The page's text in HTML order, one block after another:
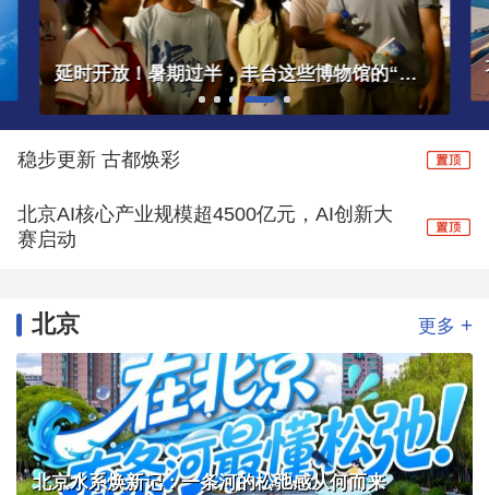
大兴机场临空经济区中欧班列服务中心正式启用
稳步更新 古都焕彩
北京AI核心产业规模超4500亿元，AI创新大
赛启动
北京 更多 +
北京水系焕新记：一条河的松弛感从何而来